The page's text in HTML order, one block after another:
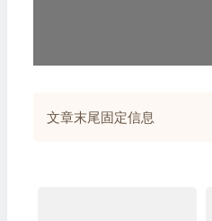
文章末尾固定信息